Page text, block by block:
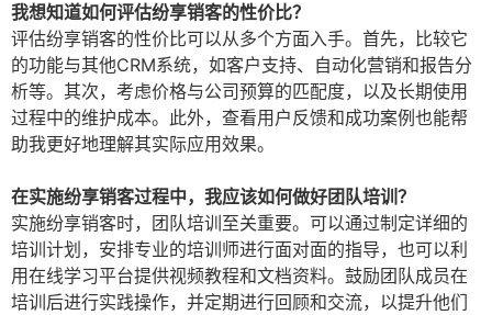
我想知道如何评估纷享销客的性价比？
评估纷享销客的性价比可以从多个方面入手。首先，比较它
的功能与其他CRM系统，如客户支持、自动化营销和报告分
析等。其次，考虑价格与公司预算的匹配度，以及长期使用
过程中的维护成本。此外，查看用户反馈和成功案例也能帮
助我更好地理解其实际应用效果。
在实施纷享销客过程中，我应该如何做好团队培训？
实施纷享销客时，团队培训至关重要。可以通过制定详细的
培训计划，安排专业的培训师进行面对面的指导，也可以利
用在线学习平台提供视频教程和文档资料。鼓励团队成员在
培训后进行实践操作，并定期进行回顾和交流，以提升他们